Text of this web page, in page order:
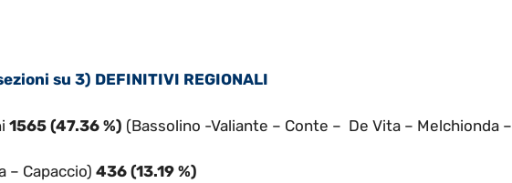
su 3) DEFINITIVI REGIONALI
1565 (47.36 %) (Bassolino -Valiante – Conte – De Vita – Melchionda –
– Capaccio) 436 (13.19 %)